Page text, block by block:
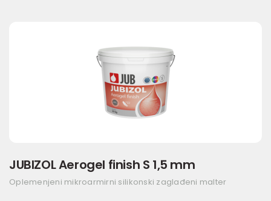
JUBIZOL Aerogel finish S 1,5 mm
Oplemenjeni mikroarmirni silikonski zaglađeni malter